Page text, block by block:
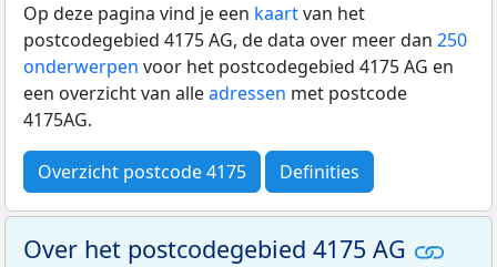
Op deze pagina vind je een kaartvan het
postcodegebied 4175 AG, de data over meer dan 250
onderwerpen voor het postcodegebied 4175 AG en
een overzicht van alleadressen met postcode
4175AG.
Overzicht postcode 4175 Definities
Over het postcodegebied 4175 AG